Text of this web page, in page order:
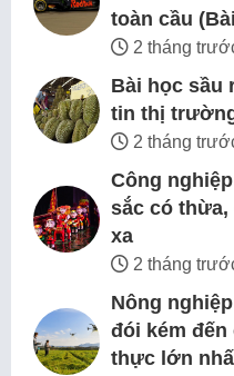
toàn cầu
2 tháng
Bài học sầu
tin thị
2 tháng
Công
sắc có
xa
2 tháng
Nông
đói kém
thực lớn